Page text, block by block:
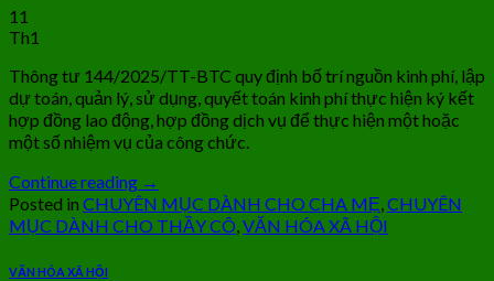
11
Th1
Thông tư 144/2025/TT-BTC quy định bố trí nguồn kinh phí, lập
dự toán, quản lý, sử dụng, quyết toán kinh phí thực hiện ký kết
hợp đồng lao động, hợp đồng dịch vụ để thực hiện một hoặc
một số nhiệm vụ của công chức.
Continue reading →
Posted in CHUYÊN MỤC DÀNH CHO CHA MẸ,CHUYÊN
MỤC DÀNH CHO THẦY CÔ,VĂN HÓA XÃ HỘI
VĂN HÓA XÃ HỘI